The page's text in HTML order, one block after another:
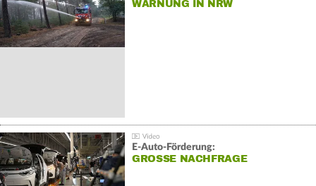
WARNUNG IN NRW
E-Auto-Förderung:
GROSSE NACHFRAGE